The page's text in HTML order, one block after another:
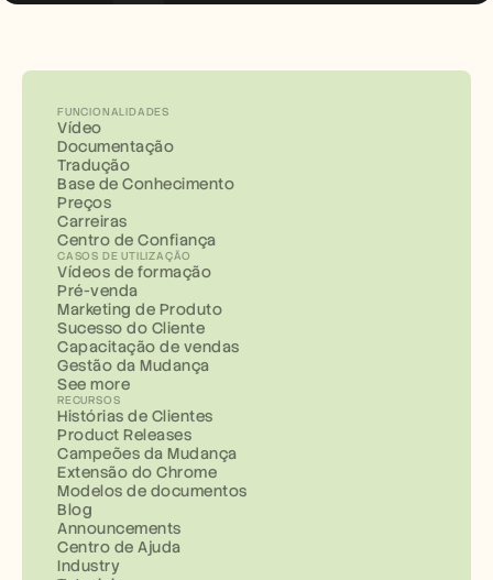
FUNCIONALIDADES
Vídeo
Documentação
Tradução
Base de Conhecimento
Preços
Carreiras
Centro de Confiança
CASOS DE UTILIZAÇÃO
Vídeos de formação
Pré-venda
Marketing de Produto
Sucesso do Cliente
Capacitação de vendas
Gestão da Mudança
See more
RECURSOS
Histórias de Clientes
Product Releases
Campeões da Mudança
Extensão do Chrome
Modelos de documentos
Blog
Announcements
Centro de Ajuda
Industry